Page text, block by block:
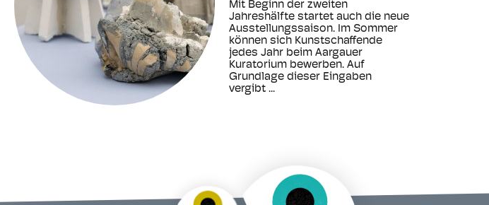
Mit Beginn der zweiten
Jahreshälfte startet auch die neue
Ausstellungssaison. Im Sommer
können sich Kunstschaffende
jedes Jahr beim Aargauer
Kuratorium bewerben. Auf
Grundlage dieser Eingaben
vergibt ...